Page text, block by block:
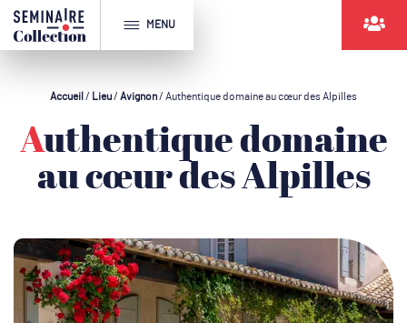
MENU
Accueil / Lieu/ Avignon/ Authentique domaine au cœur des Alpilles
Authentique domaine
au cœur des Alpilles